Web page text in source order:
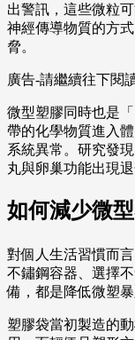
出警訊，這些微粒
神經傳導物質的方
脅。
廣告-請繼續往下閱
微型塑膠同時也是
帶的化學物質進入
系統異常。研究發
丸與卵巢功能出現
如何減少微
對個人生活習慣而
不鏽鋼容器、選擇
備，都是降低微塑暴
塑膠袋當初製造的